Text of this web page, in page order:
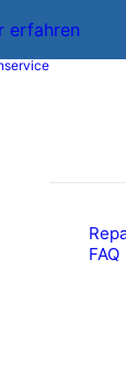
erfahren
FAQ